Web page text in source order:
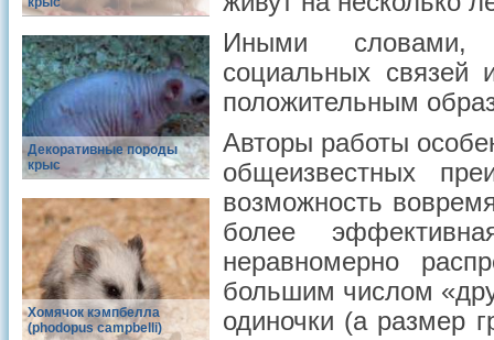
Декоративные породы
крыс
Хомячок кэмпбелла
(phodopus campbelli)
Иными словами,
социальных связей
положительным
Авторы работы
общеизвестных
возможность
более
неравномерно
большим числом
одиночки (а размер